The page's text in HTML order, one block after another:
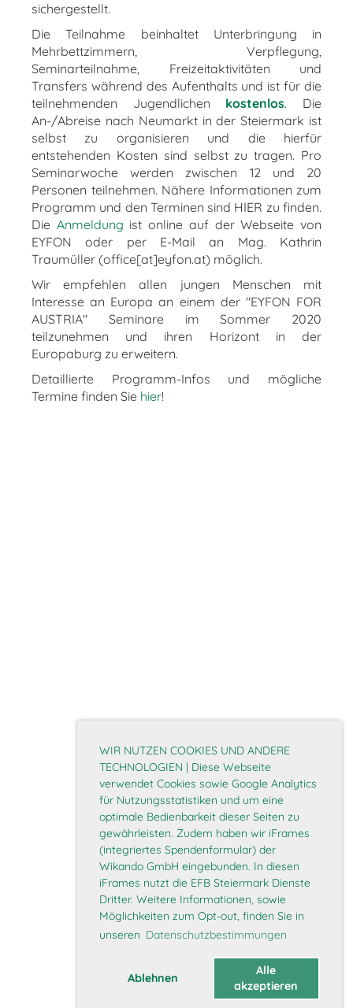
WIR NUTZEN COOKIES UND ANDERE
TECHNOLOGIEN | Diese Webseite
verwendet Cookies sowie Google Analytics
für Nutzungsstatistiken und um eine
optimale Bedienbarkeit dieser Seiten zu
gewährleisten. Zudem haben wir iFrames
(integriertes Spendenformular) der
Wikando GmbH eingebunden. In diesen
iFrames nutzt die EFB Steiermark Dienste
Dritter. Weitere Informationen, sowie
Möglichkeiten zum Opt-out, finden Sie in
unseren Datenschutzbestimmungen
Ablehnen
Alle
akzeptieren
sichergestellt.
Die Teilnahme beinhaltet Unterbringung in
Mehrbettzimmern, Verpflegung,
Seminarteilnahme, Freizeitaktivitäten und
Transfers während des Aufenthalts und ist für die
teilnehmenden Jugendlichen kostenlos. Die
An-/Abreise nach Neumarkt in der Steiermark ist
selbst zu organisieren und die hierfür
entstehenden Kosten sind selbst zu tragen. Pro
Seminarwoche werden zwischen 12 und 20
Personen teilnehmen. Nähere Informationen zum
Programm und den Terminen sind HIER zu finden.
Die Anmeldung ist online auf der Webseite von
EYFON oder per E-Mail an Mag. Kathrin
Traumüller (office[at]eyfon.at) möglich.
Wir empfehlen allen jungen Menschen mit
Interesse an Europa an einem der "EYFON FOR
AUSTRIA" Seminare im Sommer 2020
teilzunehmen und ihren Horizont in der
Europaburg zu erweitern.
Detaillierte Programm-Infos und mögliche
Termine finden Sie hier!